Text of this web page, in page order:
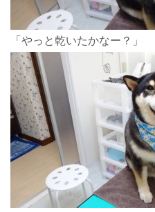
「やっと乾いたかなー？」